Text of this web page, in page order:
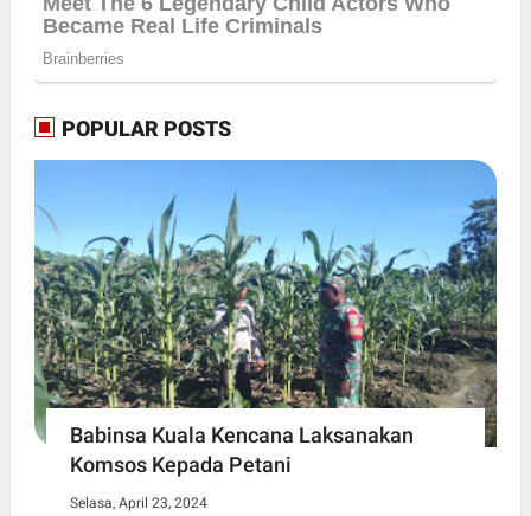
POPULAR POSTS
Babinsa Kuala Kencana Laksanakan
Komsos Kepada Petani
Selasa, April 23, 2024